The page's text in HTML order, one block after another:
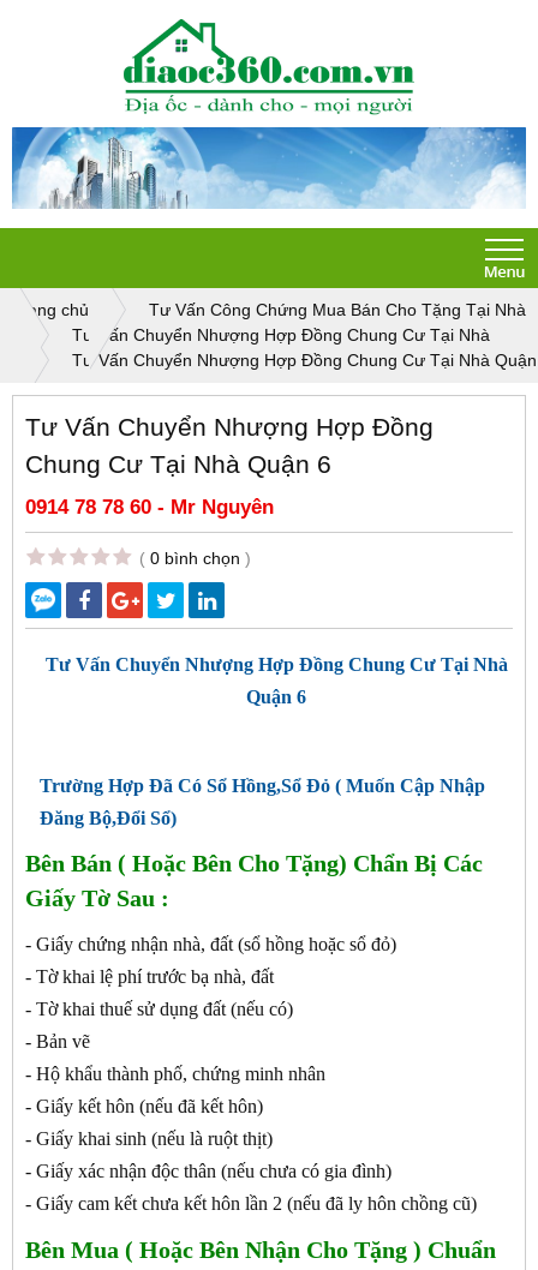
Trang chủ
Tư Vấn Công Chứng Mua Bán Cho Tặng Tại Nhà
Tư Vấn Chuyển Nhượng Hợp Đồng Chung Cư Tại Nhà
Tư Vấn Chuyển Nhượng Hợp Đồng Chung Cư Tại Nhà
Tư Vấn Chuyển Nhượng Hợp Đồng
Chung Cư Tại Nhà Quận 6
0914 78 78 60 - Mr Nguyên
( 0 bình chọn )
Tư Vấn Chuyển Nhượng Hợp Đồng Chung Cư Tại Nhà
Quận 6
Trường Hợp Đã Có Sổ Hồng,Sổ Đỏ ( Muốn Cập Nhập
Đăng Bộ,Đổi Sổ)
Bên Bán ( Hoặc Bên Cho Tặng) Chẩn Bị Các
Giấy Tờ Sau :
- Giấy chứng nhận nhà, đất (sổ hồng hoặc sổ đỏ)
- Tờ khai lệ phí trước bạ nhà, đất
- Tờ khai thuế sử dụng đất (nếu có)
- Bản vẽ
- Hộ khẩu thành phố, chứng minh nhân
- Giấy kết hôn (nếu đã kết hôn)
- Giấy khai sinh (nếu là ruột thịt)
- Giấy xác nhận độc thân (nếu chưa có gia đình)
- Giấy cam kết chưa kết hôn lần 2 (nếu đã ly hôn chồng cũ)
Bên Mua ( Hoặc Bên Nhận Cho Tặng ) Chuẩn